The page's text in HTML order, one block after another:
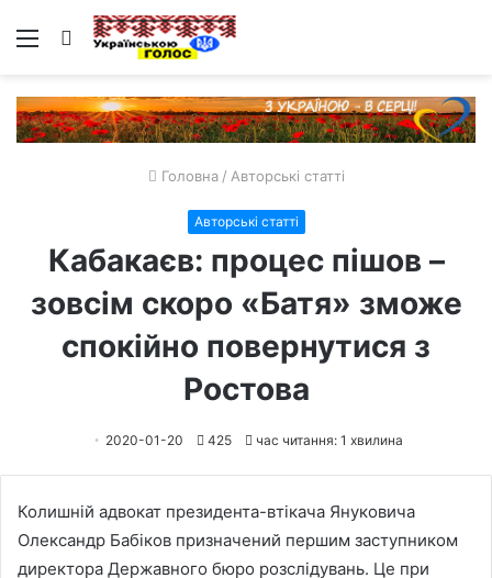
Меню Пошук
Головна / Авторські статті
Авторські статті
Кабакаєв: процес пішов –
зовсім скоро «Батя» зможе
спокійно повернутися з
Ростова
2020-01-20 425 час читання: 1 хвилина
Колишній адвокат президента-втікача Януковича
Олександр Бабіков призначений першим заступником
директора Державного бюро розслідувань. Це при